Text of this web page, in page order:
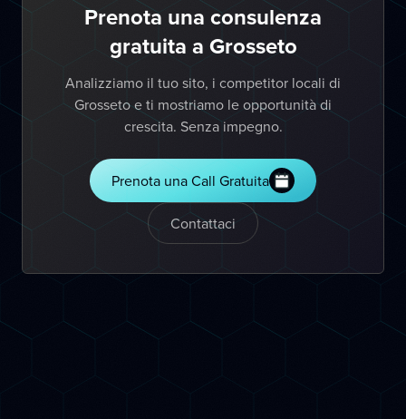
Prenota una consulenza
gratuita a Grosseto
Analizziamo il tuo sito, i competitor locali di
Grosseto e ti mostriamo le opportunità di
crescita. Senza impegno.
Prenota una Call Gratuita
Contattaci